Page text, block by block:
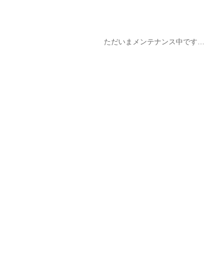
ただいまメンテナンス中です…